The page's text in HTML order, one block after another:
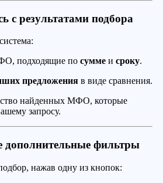
с результатами подбора
подходящие по сумме и сроку.
предложения в виде сравнения.
найденных МФО, которые
запросу.
дополнительные фильтры
нажав одну из кнопок: